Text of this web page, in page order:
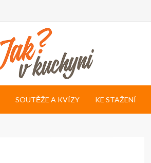
SOUTĚŽE A KVÍZY KE STAŽENÍ